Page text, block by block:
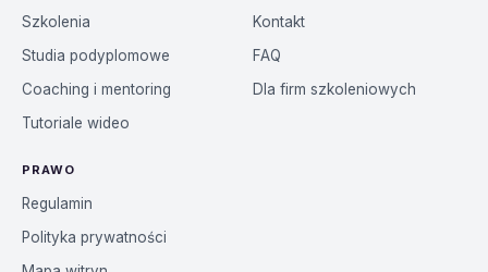
Szkolenia
Studia podyplomowe
Coaching i mentoring
Tutoriale wideo
Kontakt
FAQ
Dla firm szkoleniowych
PRAWO
Regulamin
Polityka prywatności